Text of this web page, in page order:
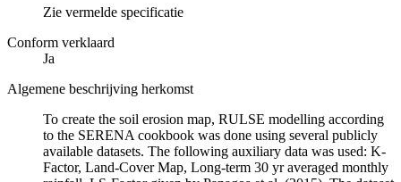
Zie vermelde specificatie
Conform verklaard
Ja
Algemene beschrijving herkomst
To create the soil erosion map, RULSE modelling according
to the SERENA cookbook was done using several publicly
available datasets. The following auxiliary data was used: K-
Factor, Land-Cover Map, Long-term 30 yr averaged monthly